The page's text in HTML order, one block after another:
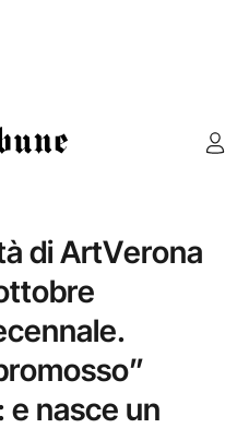
di ArtVerona
nasce un